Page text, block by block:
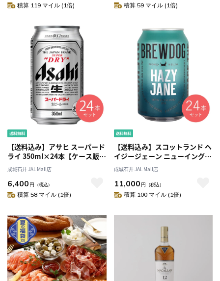
積算 119 マイル (1倍) 積算 59 マイル (1倍)
【送料込み】アサヒ スーパード
ライ 350ml×24本【ケース販
売】
成城石井 JAL Mall店
6,400 円 （税込）
積算 58 マイル (1倍)
【送料込み】スコットランド ヘ
イジージェーン ニューイングラ
ンドIPA 缶 330ml×24本
成城石井 JAL Mall店
11,000 円 （税込）
積算 100 マイル (1倍)